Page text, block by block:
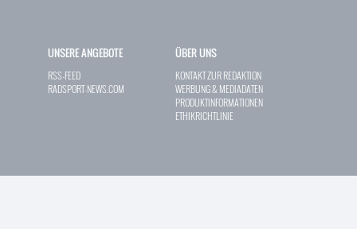
UNSERE ANGEBOTE
RSS-FEED
RADSPORT-NEWS.COM
ÜBER UNS
KONTAKT ZUR REDAKTION
WERBUNG & MEDIADATEN
PRODUKTINFORMATIONEN
ETHIKRICHTLINIE